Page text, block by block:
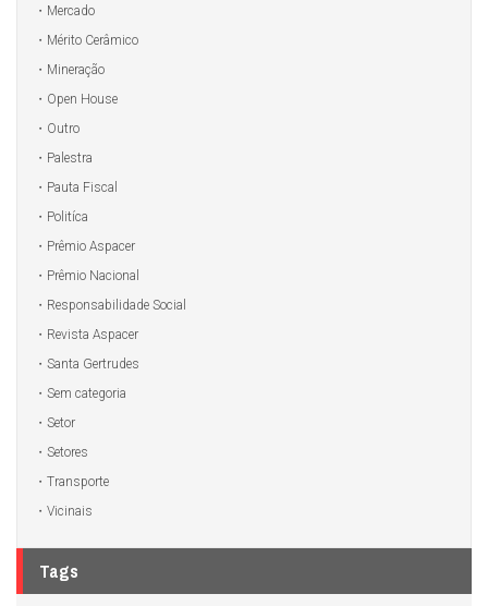
Mercado
Mérito Cerâmico
Mineração
Open House
Outro
Palestra
Pauta Fiscal
Politíca
Prêmio Aspacer
Prêmio Nacional
Responsabilidade Social
Revista Aspacer
Santa Gertrudes
Sem categoria
Setor
Setores
Transporte
Vicinais
Tags